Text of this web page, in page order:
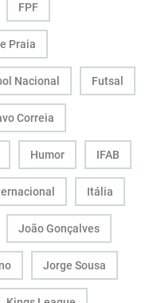
FPF
Praia
Nacional Futsal
Correia
Humor IFAB
Itália
João Gonçalves
Jorge Sousa